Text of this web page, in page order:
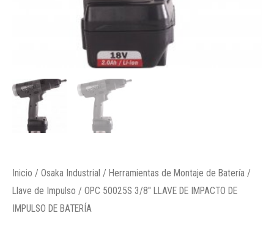
Inicio / Osaka Industrial / Herramientas de Montaje de Batería /
Llave de Impulso / OPC 50025S 3/8″ LLAVE DE IMPACTO DE
IMPULSO DE BATERÍA